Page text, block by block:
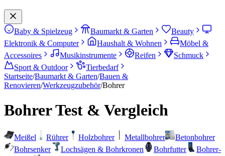
Baby & Spielzeug Baumarkt & Garten
Beauty
Elektronik & Computer
Haushalt & Wohnen
Möbel &
Accessoires
Musikinstrumente Reifen
Schmuck
Sport & Outdoor
Tierbedarf
Startseite/Baumarkt & Garten/Bauen &
Renovieren/Werkzeugzubehör/Bohrer
BohrerTest & Vergleich
Meißel Rührer Holzbohrer Metallbohrer
Betonbohrer
Bohrsenker
Lochsägen & Bohrkronen Bohrfutter
Bohrer-